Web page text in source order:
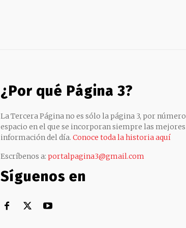
¿Por qué Página 3?
La Tercera Página no es sólo la página 3, por
espacio en el que se incorporan siempre las
información del día. Conoce toda la historia aquí
Escríbenos a: portalpagina3@gmail.com
Síguenos en